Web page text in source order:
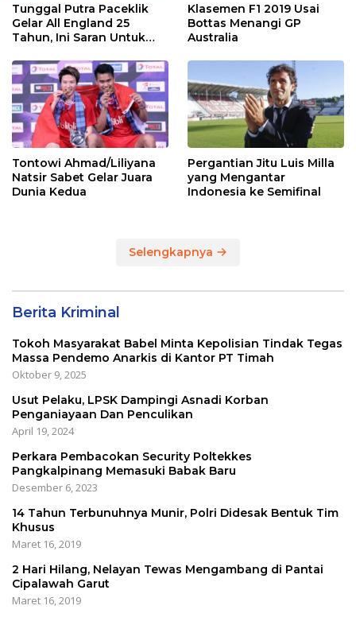
Tunggal Putra Paceklik
Gelar All England 25
Tahun, Ini Saran Untuk
Klasemen F1 2019 Usai
Bottas Menangi GP
Australia
Tontowi Ahmad/Liliyana
Natsir Sabet Gelar Juara
Dunia Kedua
Pergantian Jitu Luis Milla
yang Mengantar
Indonesia ke Semifinal
Selengkapnya
Berita Kriminal
Tokoh Masyarakat Babel Minta Kepolisian Tindak Tegas
Massa Pendemo Anarkis di Kantor PT Timah
Oktober 9, 2025
Usut Pelaku, LPSK Dampingi Asnadi Korban
Penganiayaan Dan Penculikan
April 19, 2024
Perkara Pembacokan Security Poltekkes
Pangkalpinang Memasuki Babak Baru
Desember 6, 2023
14 Tahun Terbunuhnya Munir, Polri Didesak Bentuk Tim
Khusus
Maret 16, 2019
2 Hari Hilang, Nelayan Tewas Mengambang di Pantai
Cipalawah Garut
Maret 16, 2019